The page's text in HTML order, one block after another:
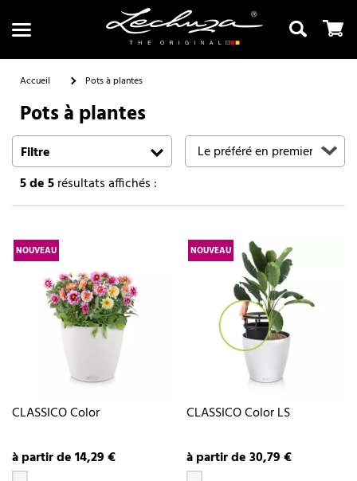
Recherche
Accueil Pots à plantes
Pots à plantes
Filtre
5de 5résultats affichés :
NOUVEAU
CLASSICO Color
à partir de 14,29 €
NOUVEAU
CLASSICO Color LS
à partir de 30,79 €